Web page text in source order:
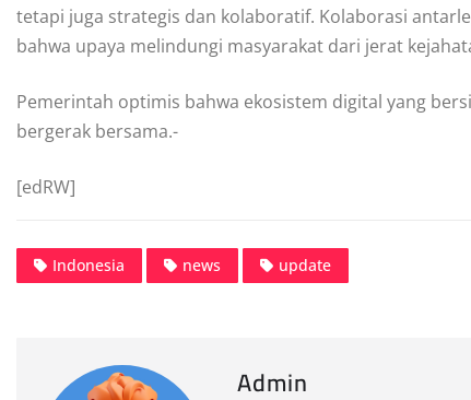
tetapi juga strategis dan kolaboratif. Kolaborasi
bahwa upaya melindungi masyarakat dari jerat
Pemerintah optimis bahwa ekosistem digital yang
bergerak bersama.-
[edRW]
Indonesia news update
Admin